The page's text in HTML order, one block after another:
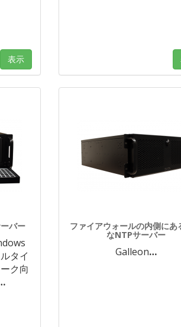
表示
バー
タイ
ク向
ファイアウォールの内側にあ
なNTPサーバー
Galleon…